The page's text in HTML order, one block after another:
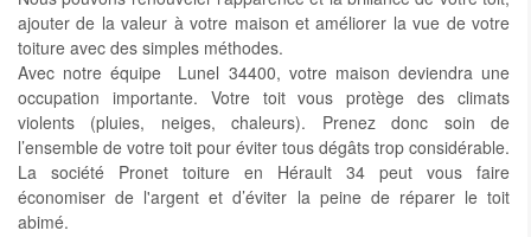
ajouter de la valeur à votre maison et améliorer la vue de votre
toiture avec des simples méthodes.
Avec notre équipe Lunel 34400, votre maison deviendra une
occupation importante. Votre toit vous protège des climats
violents (pluies, neiges, chaleurs). Prenez donc soin de
l’ensemble de votre toit pour éviter tous dégâts trop considérable.
La société Pronet toiture en Hérault 34 peut vous faire
économiser de l'argent et d’éviter la peine de réparer le toit
abimé.